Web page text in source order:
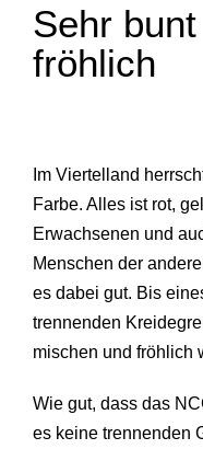
Sehr
fröhlich
Im Viertelland
Farbe. Alles ist rot,
Erwachsenen und
Menschen der
es dabei gut. Bis
trennenden
mischen und fröhlich
Wie gut, dass das
es keine trennenden